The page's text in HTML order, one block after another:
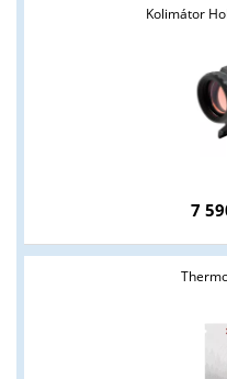
Kolimátor
7
Tyto stránky jsou určeny
podnikatelům v oblasti